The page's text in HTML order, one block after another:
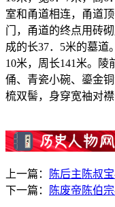
室和甬道相连，甬道
门，甬道的终点用砖
成的长37．5米的墓道
10米，周长141米。
俑、青瓷小碗、鎏金
梳双髻，身穿宽袖对襟
上一篇：
陈后主陈叔
下一篇：
陈废帝陈伯